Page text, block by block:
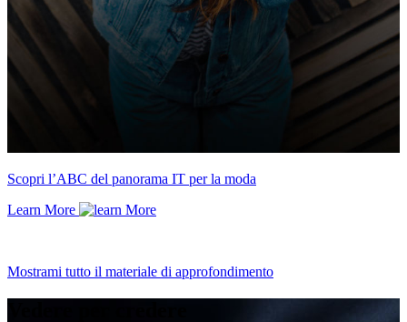
Scopri l’ABC del panorama IT per la moda
Learn More
Mostrami tutto il materiale di approfondimento